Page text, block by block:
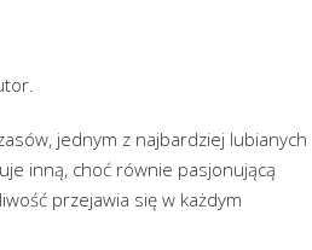
jednym z najbardziej lubianych
inną, choć równie pasjonującą
przejawia się w każdym